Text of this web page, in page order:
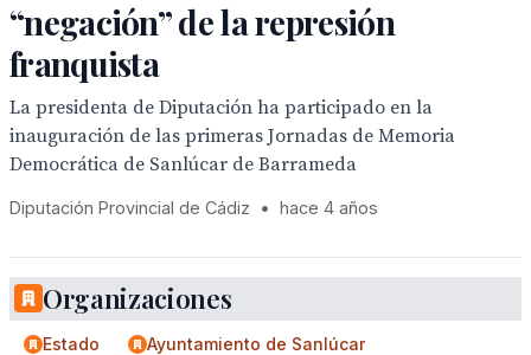
“negación” de la represión
franquista
La presidenta de Diputación ha participado en la
inauguración de las primeras Jornadas de Memoria
Democrática de Sanlúcar de Barrameda
Diputación Provincial de Cádiz • hace 4 años
Organizaciones
Estado
Ayuntamiento de Sanlúcar